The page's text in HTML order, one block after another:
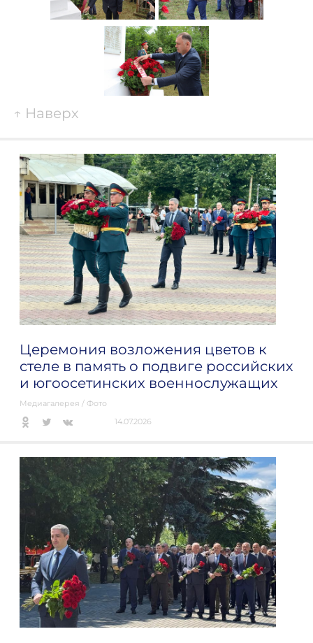
↑ Наверх
Церемония возложения цветов к
стеле в память о подвиге российских
и югоосетинских военнослужащих
Медиагалерея / Фото
14.07.2026